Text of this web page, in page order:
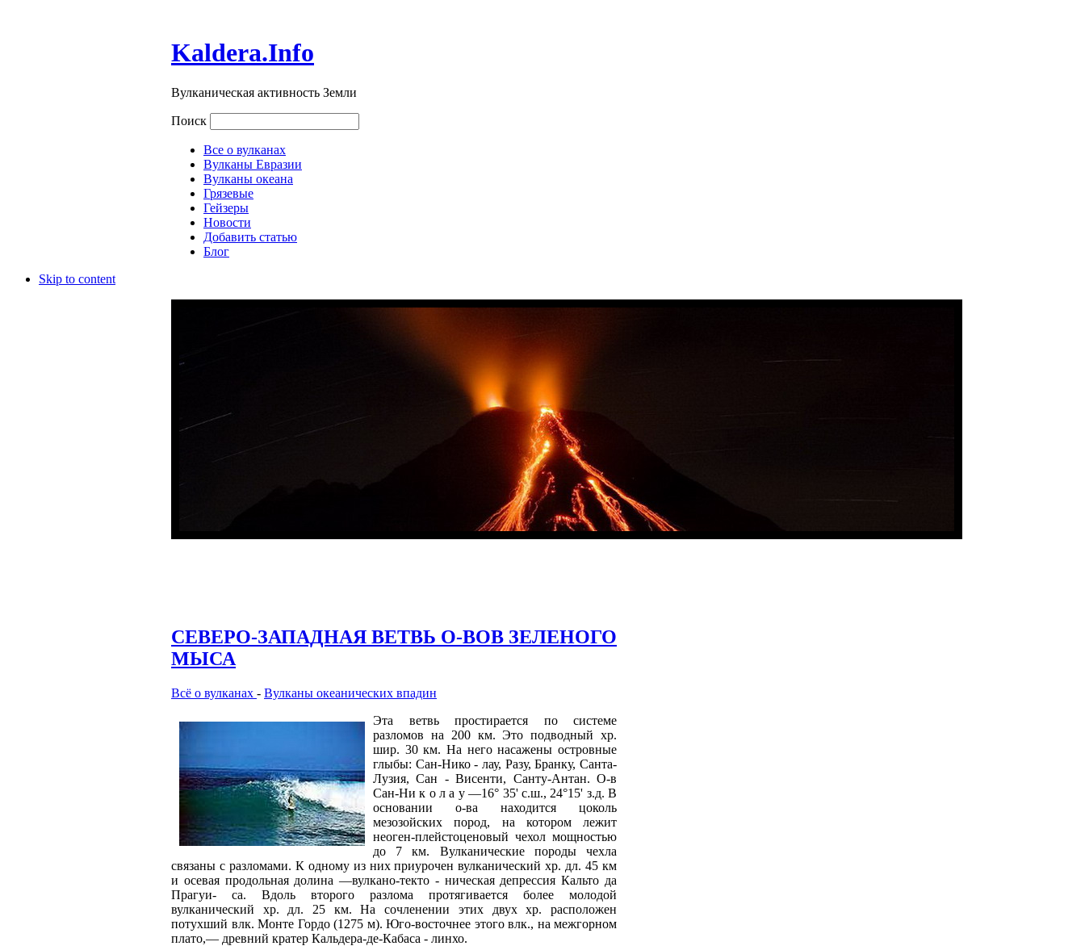
Kaldera.Info
Вулканическая активность Земли
Поиск
Все о вулканах
Вулканы Евразии
Вулканы океана
Грязевые
Гейзеры
Новости
Добавить статью
Блог
Skip to content
СЕВЕРО-ЗАПАДНАЯ ВЕТВЬ О-ВОВ ЗЕЛЕНОГО
МЫСА
Всё о вулканах - Вулканы океанических впадин
Эта ветвь простирается по системе
разломов на 200 км. Это подводный хр.
шир. 30 км. На него насажены островные
глыбы: Сан-Нико - лау, Разу, Бранку, Санта-
Лузия, Сан - Висенти, Санту-Антан. О-в
Сан-Ни к о л а у —16° 35' с.ш., 24°15' з.д. В
основании о-ва находится цоколь
мезозойских пород, на котором лежит
неоген-плейстоценовый чехол мощностью
до 7 км. Вулканические породы чехла
связаны с разломами. К одному из них приурочен вулканический хр. дл. 45 км
и осевая продольная долина —вулкано-текто - ническая депрессия Кальто да
Прагуи- са. Вдоль второго разлома протягивается более молодой
вулканический хр. дл. 25 км. На сочленении этих двух хр. расположен
потухший влк. Монте Гордо (1275 м). Юго-восточнее этого влк., на межгорном
плато,— древний кратер Кальдера-де-Кабаса - линхо.